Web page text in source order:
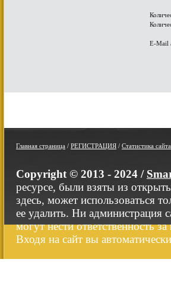
E-Mail
Главная страница / РЕГИСТРАЦИЯ / Статистика сайта
Copyright © 2013 - 2024 /
ресурсе, были взяты из
здесь, может использоваться
ее удалить. Ни администрация
могут нести ответственность
Входя на сайт вы